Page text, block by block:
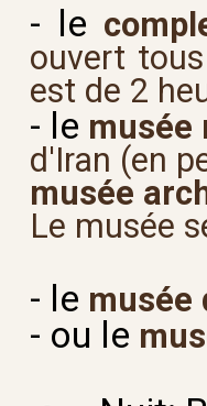
- le
ouvert
est de 2
- le musée
d'Iran (en
musée
Le musée
- le musée
- ou le